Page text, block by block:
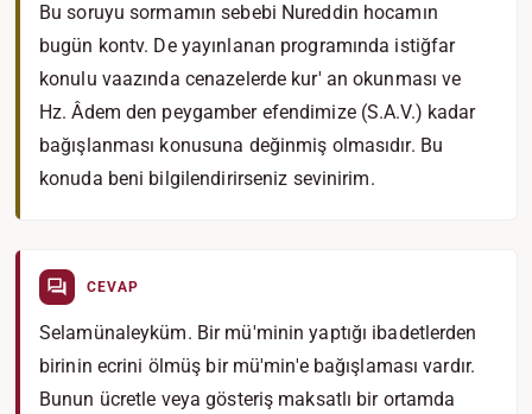
Bu soruyu sormamın sebebi Nureddin hocamın
bugün kontv. De yayınlanan programında istiğfar
konulu vaazında cenazelerde kur' an okunması ve
Hz. Âdem den peygamber efendimize (S.A.V.) kadar
bağışlanması konusuna değinmiş olmasıdır. Bu
konuda beni bilgilendirirseniz sevinirim.
CEVAP
Selamünaleyküm. Bir mü'minin yaptığı ibadetlerden
birinin ecrini ölmüş bir mü'min'e bağışlaması vardır.
Bunun ücretle veya gösteriş maksatlı bir ortamda